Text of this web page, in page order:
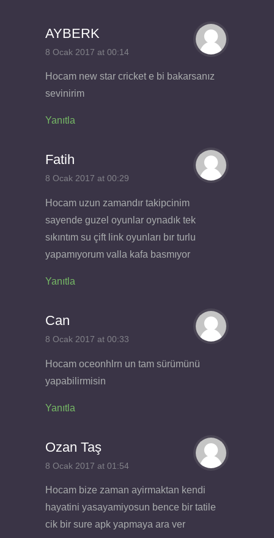
AYBERK
8 Ocak 2017 at 00:14
Hocam new star cricket e bi bakarsanız
sevinirim
Yanıtla
Fatih
8 Ocak 2017 at 00:29
Hocam uzun zamandır takipcinim
sayende guzel oyunlar oynadık tek
sıkıntım su çift link oyunları bır turlu
yapamıyorum valla kafa basmıyor
Yanıtla
Can
8 Ocak 2017 at 00:33
Hocam oceonhlrn un tam sürümünü
yapabilirmisin
Yanıtla
Ozan Taş
8 Ocak 2017 at 01:54
Hocam bize zaman ayirmaktan kendi
hayatini yasayamiyosun bence bir tatile
cik bir sure apk yapmaya ara ver